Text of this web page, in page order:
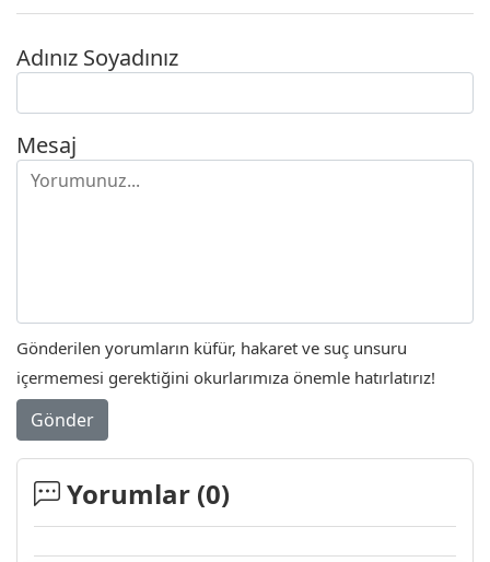
Adınız Soyadınız
Mesaj
Gönderilen yorumların küfür, hakaret ve suç unsuru
içermemesi gerektiğini okurlarımıza önemle hatırlatırız!
Gönder
Yorumlar (0)